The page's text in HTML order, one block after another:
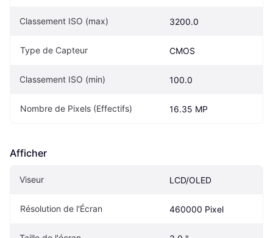
Classement ISO (max) 3200.0
Type de Capteur CMOS
Classement ISO (min) 100.0
Nombre de Pixels (Effectifs) 16.35 MP
Afficher
Viseur LCD/OLED
Résolution de l'Écran 460000 Pixel